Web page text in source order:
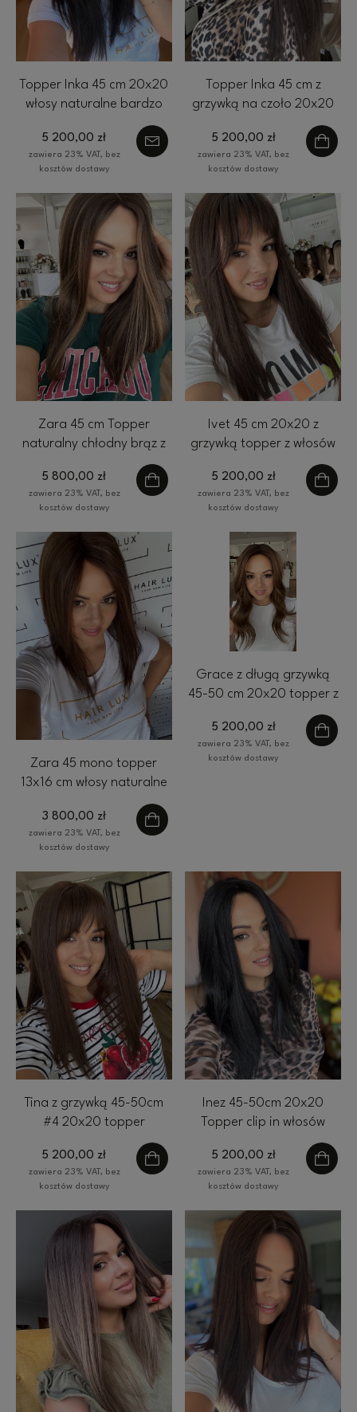
Topper Inka 45 cm 20x20
włosy naturalne bardzo
ciemny brąz 1b | HairLux
5 200,00 zł
zawiera 23% VAT, bez
kosztów dostawy
Topper Inka 45 cm z
grzywką na czoło 20x20
włosy naturalne bardzo
ciemny brąz 1b
5 200,00 zł
zawiera 23% VAT, bez
kosztów dostawy
Zara 45 cm Topper
naturalny chłodny brąz z
5 800,00 zł
zawiera 23% VAT, bez
kosztów dostawy
Ivet 45 cm 20x20 z
grzywką topper z włosów
naturalnych #2 ciemny
brąz
5 200,00 zł
zawiera 23% VAT, bez
kosztów dostawy
Zara 45 mono topper
13x16 cm włosy naturalne
kolor chłodny brąz z
pasemkami
3 800,00 zł
zawiera 23% VAT, bez
kosztów dostawy
Grace z długą grzywką
45-50 cm 20x20 topper z
włosów naturalnych brąz z
refleksami
5 200,00 zł
zawiera 23% VAT, bez
kosztów dostawy
Tina z grzywką 45-50cm
#4 20x20 topper
naturalny clip in brąz
5 200,00 zł
zawiera 23% VAT, bez
kosztów dostawy
Inez 45-50cm 20x20
Topper clip in włosów
5 200,00 zł
zawiera 23% VAT, bez
kosztów dostawy